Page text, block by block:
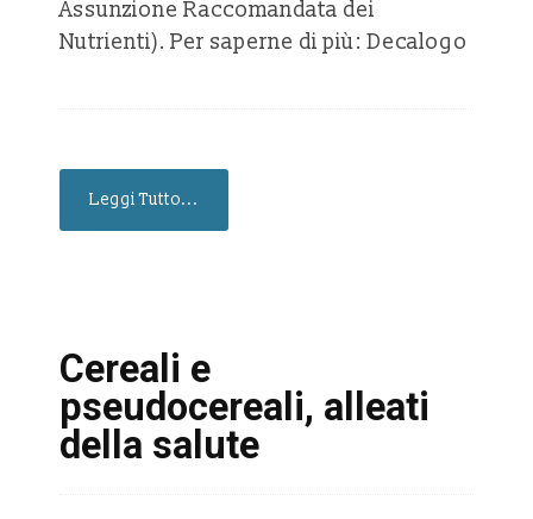
Assunzione Raccomandata dei
Nutrienti). Per saperne di più: Decalogo
Leggi Tutto...
Cereali e
pseudocereali, alleati
della salute